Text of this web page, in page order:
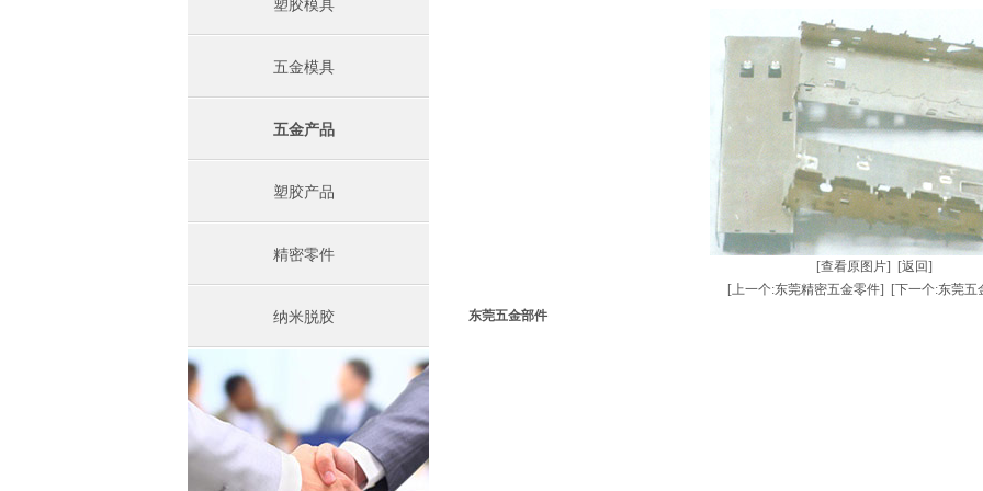
塑胶模具
五金模具
五金产品
塑胶产品
精密零件
纳米脱胶
[查看原图片]
[返回]
[上一个:东莞精密五金零件]
[下一个:东莞五
东莞五金部件